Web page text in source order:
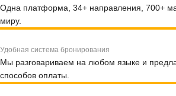
Одна платформа, 34+ направления, 700+
миру.
Удобная система бронирования
Мы разговариваем на любом языке и
способов оплаты.